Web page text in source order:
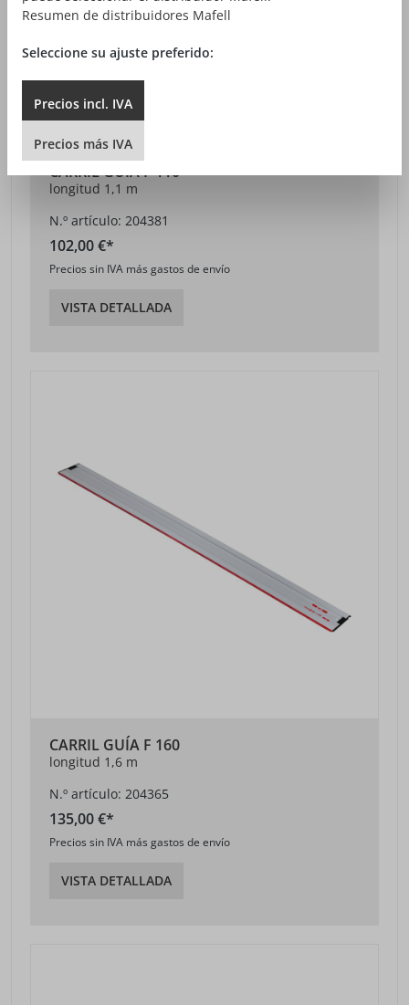
CARRIL GUÍA F 110
longitud 1,1 m
N.º artículo: 204381
102,00 €*
Precios sin IVA más gastos de envío
VISTA DETALLADA
CARRIL GUÍA F 160
longitud 1,6 m
N.º artículo: 204365
135,00 €*
Precios sin IVA más gastos de envío
VISTA DETALLADA
Resumen de distribuidores Mafell
Seleccione su ajuste preferido:
Precios incl. IVA
Precios más IVA